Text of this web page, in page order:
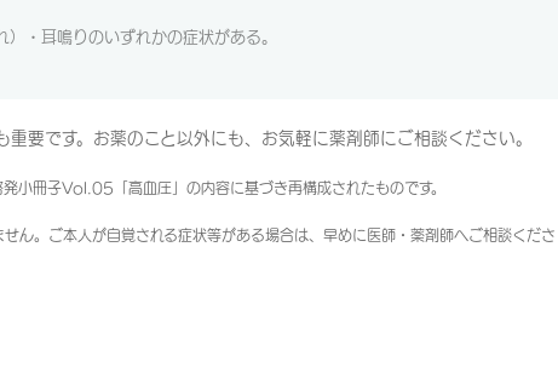
・耳鳴りのいずれかの症状がある。
要です。お薬のこと以外にも、お気軽に薬剤師にご相談ください。
小冊子Vol.05「高血圧」の内容に基づき再構成されたものです。
ん。ご本人が自覚される症状等がある場合は、早めに医師・薬剤師へご相談くださ